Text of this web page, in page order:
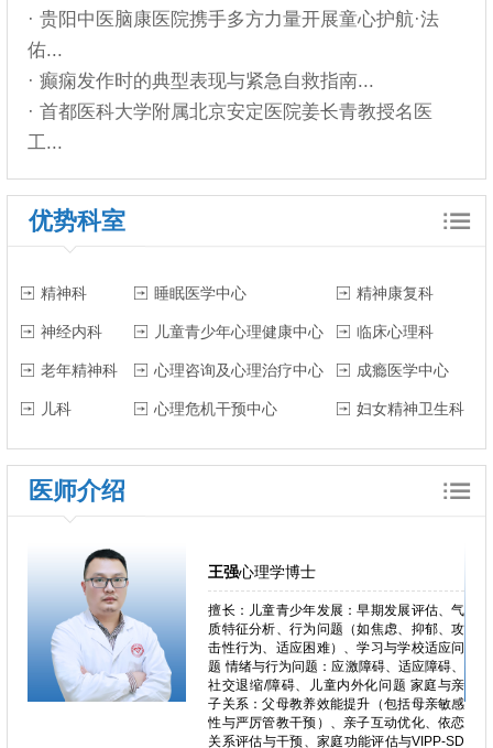
· 贵阳中医脑康医院携手多方力量开展童心护航·法
佑...
· 癫痫发作时的典型表现与紧急自救指南...
· 首都医科大学附属北京安定医院姜长青教授名医
工...
优势科室
精神科 睡眠医学中心 精神康复科
神经内科 儿童青少年心理健康中心 临床心理科
老年精神科 心理咨询及心理治疗中心 成瘾医学中心
儿科 心理危机干预中心 妇女精神卫生科
医师介绍
阴
王强心理学博士
擅长：儿童青少年发展：早期发展评估、气
质特征分析、行为问题（如焦虑、抑郁、攻
击性行为、适应困难）、学习与学校适应问
题 情绪与行为问题：应激障碍、适应障碍、
社交退缩/障碍、儿童内外化问题 家庭与亲
子关系：父母教养效能提升（包括母亲敏感
性与严厉管教干预）、亲子互动优化、依恋
关系评估与干预、家庭功能评估与VIPP-SD